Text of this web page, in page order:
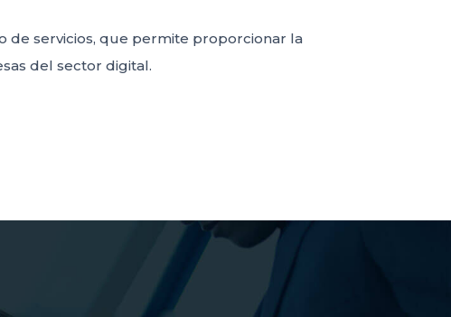
de servicios, que permite proporcionar la
del sector digital.